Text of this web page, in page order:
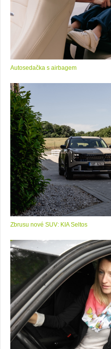
Autosedačka s airbagem
Zbrusu nové SUV: KIA Seltos